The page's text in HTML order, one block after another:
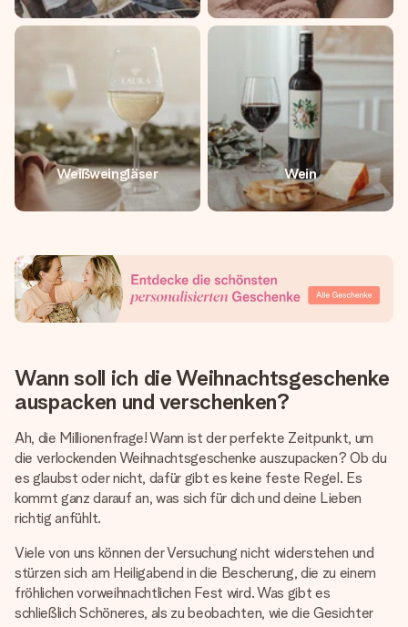
Weißweingläser Wein
Wann soll ich die Weihnachtsgeschenke
auspacken und verschenken?
Ah, die Millionenfrage! Wann ist der perfekte Zeitpunkt, um
die verlockenden Weihnachtsgeschenke auszupacken? Ob du
es glaubst oder nicht, dafür gibt es keine feste Regel. Es
kommt ganz darauf an, was sich für dich und deine Lieben
richtig anfühlt.
Viele von uns können der Versuchung nicht widerstehen und
stürzen sich am Heiligabend in die Bescherung, die zu einem
fröhlichen vorweihnachtlichen Fest wird. Was gibt es
schließlich Schöneres, als zu beobachten, wie die Gesichter